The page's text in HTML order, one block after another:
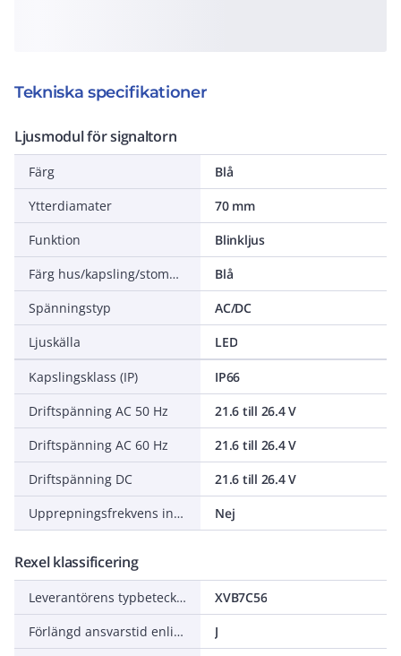
Tekniska specifikationer
Ljusmodul för signaltorn
Färg
Blå
Ytterdiamater
70 mm
Funktion
Blinkljus
Färg hus/kapsling/stomme
Blå
Spänningstyp
AC/DC
Ljuskälla
LED
Kapslingsklass (IP)
IP66
Driftspänning AC 50 Hz
21.6 till 26.4 V
Driftspänning AC 60 Hz
21.6 till 26.4 V
Driftspänning DC
21.6 till 26.4 V
Upprepningsfrekvens inställbar
Nej
Rexel klassificering
Leverantörens typbeteckning
XVB7C56
Förlängd ansvarstid enligt ALEM-09
J